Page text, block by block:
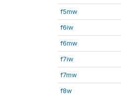
f5mw
f6iw
f6mw
f7iw
f7mw
f8w